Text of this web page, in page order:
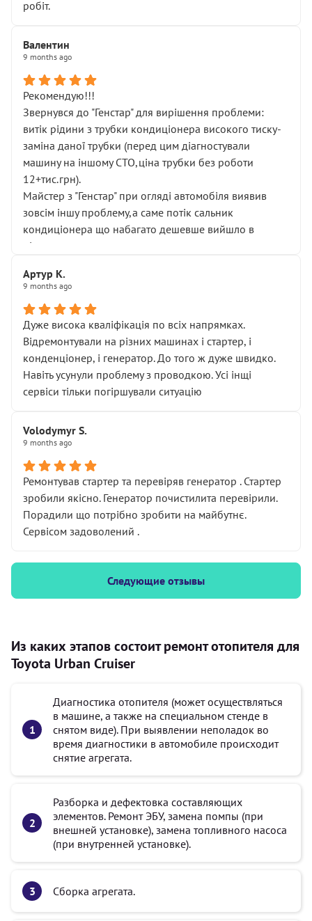
робіт.
Валентин
9 months ago
Рекомендую!!!
Звернувся до "Генстар" для вирішення проблеми:
витік рідини з трубки кондиціонера високого тиску-
заміна даної трубки (перед цим діагностували
машину на іншому СТО,ціна трубки без роботи
12+тис.грн).
Майстер з "Генстар" при огляді автомобіля виявив
зовсім іншу проблему,а саме потік сальник
кондиціонера що набагато дешевше вийшло в
підсумку.
Артур К.
9 months ago
Дуже висока кваліфікація по всіх напрямках.
Відремонтували на різних машинах і стартер, і
конденціонер, і генератор. До того ж дуже швидко.
Навіть усунули проблему з проводкою. Усі інщі
сервіси тільки погіршували ситуацію
Volodymyr S.
9 months ago
Ремонтував стартер та перевіряв генератор . Стартер
зробили якісно. Генератор почистилита перевірили.
Порадили що потрібно зробити на майбутнє.
Сервісом задоволений .
Следующие отзывы
Из каких этапов состоит ремонт отопителя для
Toyota Urban Cruiser
Диагностика отопителя (может осуществляться
в машине, а также на специальном стенде в
снятом виде). При выявлении неполадок во
время диагностики в автомобиле происходит
снятие агрегата.
Разборка и дефектовка составляющих
элементов. Ремонт ЭБУ, замена помпы (при
внешней установке), замена топливного насоса
(при внутренней установке).
Сборка агрегата.